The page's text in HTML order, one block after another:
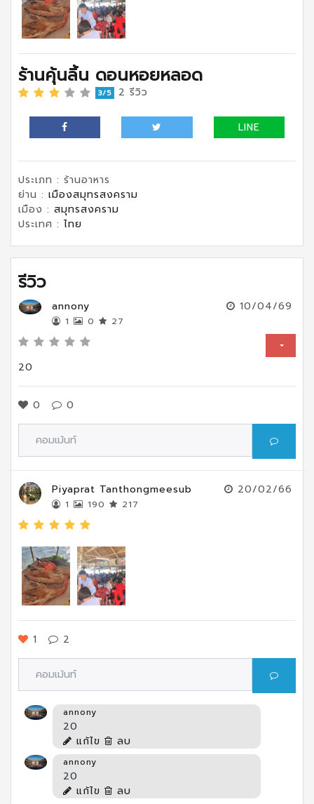
ร้านคุ้นลิ้น ดอนหอยหลอด
3/5 2 รีวิว
LINE
ประเภท : ร้านอาหาร
ย่าน : เมืองสมุทรสงคราม
เมือง : สมุทรสงคราม
ประเทศ : ไทย
รีวิว
annony
1 0 27
10/04/69
20
0 0
Piyaprat Tanthongmeesub
1 190 217
20/02/66
1 2
annony
20
แก้ไข
ลบ
annony
20
แก้ไข
ลบ